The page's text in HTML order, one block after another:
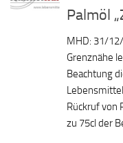
Palmöl
MHD: 31/
Grenznähe
Beachtung
Rückruf von
zu 75cl der